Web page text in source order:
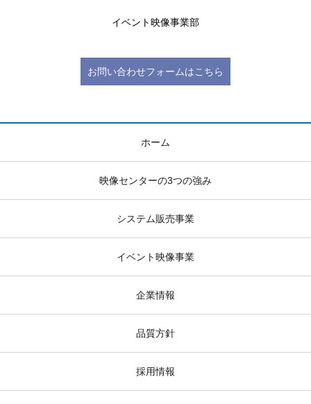
イベント映像事業部
お問い合わせフォームはこちら
ホーム
映像センターの3つの強み
システム販売事業
イベント映像事業
企業情報
品質方針
採用情報